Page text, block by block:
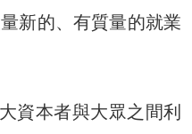
新的、有質量的就業
資本者與大眾之間利